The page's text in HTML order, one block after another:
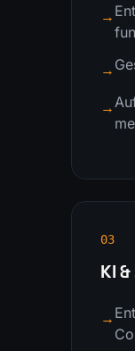
→
→
→
03
KI
→